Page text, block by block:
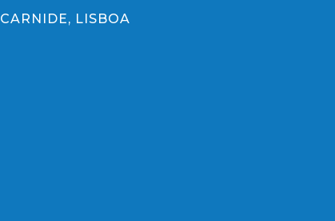
CARNIDE, LISBOA